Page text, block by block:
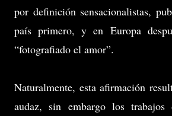
por definición sensacionalistas,
país primero, y en Europa
“fotografiado el amor”.
Naturalmente, esta afirmación
audaz, sin embargo los